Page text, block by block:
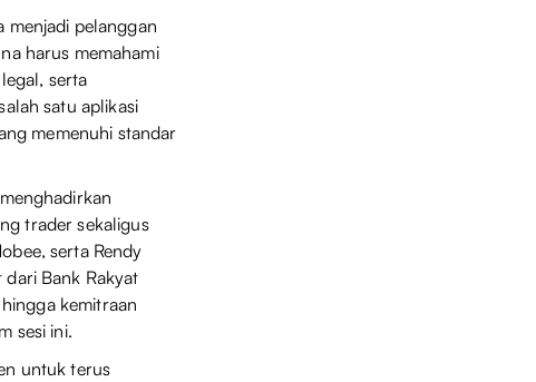
menjadi pelanggan
harus memahami
serta
satu aplikasi
memenuhi standar
trader sekaligus
serta Rendy
dari Bank Rakyat
kemitraan
sesi ini.
untuk terus